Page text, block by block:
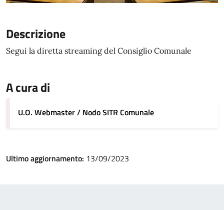
Descrizione
Segui la diretta streaming del Consiglio Comunale
A cura di
U.O. Webmaster / Nodo SITR Comunale
Ultimo aggiornamento: 13/09/2023